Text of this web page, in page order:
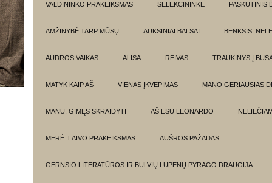
VALDININKO PRAKEIKSMAS SELEKCININKĖ PASKUTINIS
AMŽINYBĖ TARP MŪSŲ AUKSINIAI BALSAI BENKSIS.
AUDROS VAIKAS ALISA REIVAS TRAUKINYS Į
MATYK KAIP AŠ VIENAS ĮKVĖPIMAS MANO GERIAUSIAS
MANU. GIMĘS SKRAIDYTI AŠ ESU LEONARDO
MERĖ: LAIVO PRAKEIKSMAS AUŠROS PAŽADAS
GERNSIO LITERATŪROS IR BULVIŲ LUPENŲ PYRAGO DRAUGIJA